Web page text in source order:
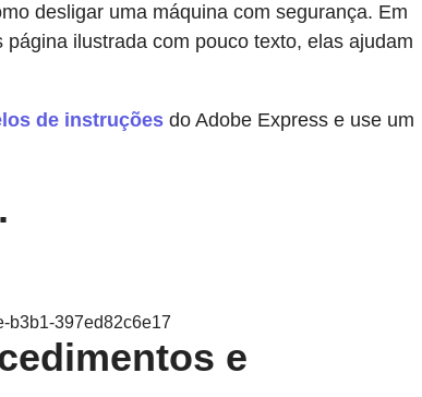
desligar uma máquina com segurança. Em
ilustrada com pouco texto, elas ajudam
de instruções do Adobe Express e use um
b3b1-397ed82c6e17
e